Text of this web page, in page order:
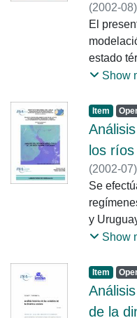
(2002-08)
El
estado
Regional
Santa
sus
resume
medición
la
estudios
Show
Item
los
(2002-07)
Ángel N.;
Julio A.
Se
y
un ciclo
Además,
Show
Item
de la